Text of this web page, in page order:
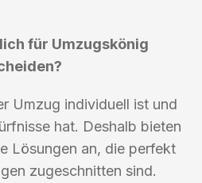
für Umzugskönig
Umzug individuell ist und
hat. Deshalb bieten
Lösungen an, die perfekt
zugeschnitten sind.